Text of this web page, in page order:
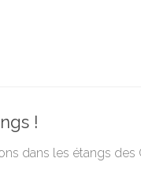
!
dans les étangs